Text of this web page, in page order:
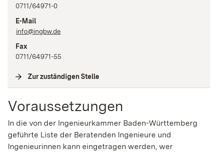
0711/64971-0
E-Mail
info@ingbw.de
Fax
0711/64971-55
Zur zuständigen Stelle
Voraussetzungen
In die von der Ingenieurkammer Baden-Württemberg
geführte Liste der Beratenden Ingenieure und
Ingenieurinnen kann eingetragen werden, wer